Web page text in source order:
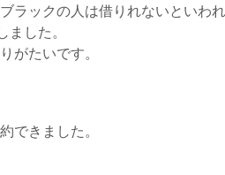
ラックの人は借りれないといわれ
した。
がたいです。
できました。